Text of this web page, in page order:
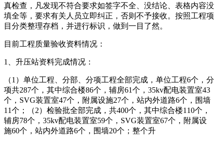
真检查，凡发现不符合要求如签字不全、没结论、表格内容没
填全等，要求有关人员立即纠正，否则不予接收。按照工程项
目分类整理存档，并进行标识，做到一目了然。
目前工程质量验收资料情况：
1、升压站资料完成情况：
（1）单位工程、分部、分项工程全部完成，单位工程6个，分
项共287个，其中综合楼86个，辅房61个，35kv配电装置室43
个，SVG装置室47个，附属设施27个，站内外道路6个，围墙
11个；（2）检验批全部完成，共400个，其中综合楼110个，
辅房78个，35kv配电装置室59个，SVG装置室67个，附属设
施60个，站内外道路6个，围墙20个；整个升